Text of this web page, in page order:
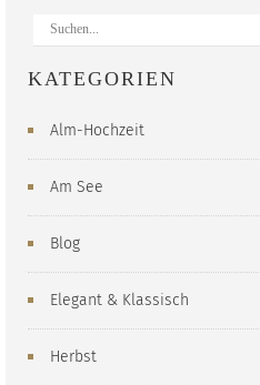
KATEGORIEN
Alm-Hochzeit
Am See
Blog
Elegant & Klassisch
Herbst